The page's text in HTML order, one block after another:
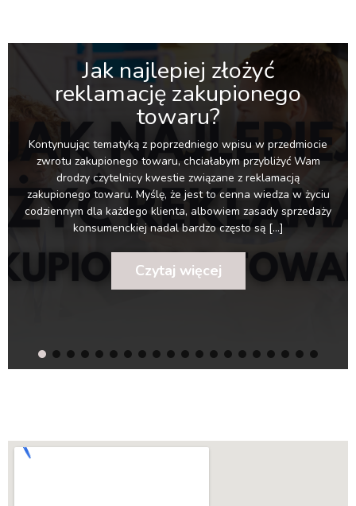
Jak najlepiej złożyć
reklamację zakupionego
towaru?
Kontynuując tematyką z poprzedniego wpisu w przedmiocie
zwrotu zakupionego towaru, chciałabym przybliżyć Wam
drodzy czytelnicy kwestie związane z reklamacją
zakupionego towaru. Myślę, że jest to cenna wiedza w życiu
codziennym dla każdego klienta, albowiem zasady sprzedaży
konsumenckiej nadal bardzo często są […]
Czytaj więcej